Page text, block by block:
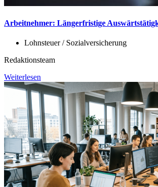
Arbeitnehmer: Längerfristige
Lohnsteuer / Sozialversicherung
Redaktionsteam
Weiterlesen